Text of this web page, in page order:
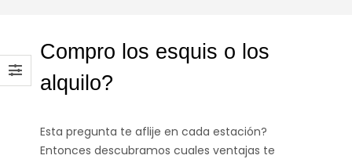
Compro los esquis o los
alquilo?
Esta pregunta te aflije en cada estación?
Entonces descubramos cuales ventajas te